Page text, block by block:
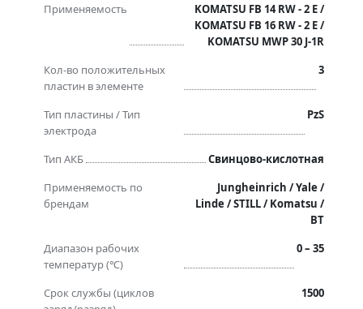
Применяемость
KOMATSU FB 14 RW - 2 E /
KOMATSU FB 16 RW - 2 E /
KOMATSU MWP 30 J-1R
Кол-во положительных
пластин в элементе
3
Тип пластины / Тип
электрода
PzS
Тип АКБ
Свинцово-кислотная
Применяемость по
брендам
Jungheinrich / Yale /
Linde / STILL / Komatsu /
BT
Диапазон рабочих
температур (℃)
0 – 35
Срок службы (циклов
1500